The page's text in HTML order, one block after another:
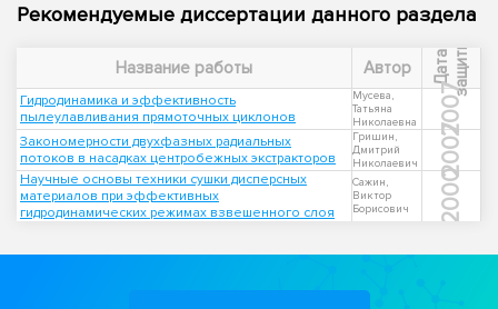
Рекомендуемые диссертации данного раздела
Название работы Автор Д
а
т
а
з
а
щ
и
т ы
Гидродинамика и эффективность
пылеулавливания прямоточных циклонов
Мусева,
Татьяна
Николаевна
2007
Закономерности двухфазных радиальных
потоков в насадках центробежных экстракторов
Гришин,
Дмитрий
Николаевич
2007
Научные основы техники сушки дисперсных
материалов при эффективных
гидродинамических режимах взвешенного слоя
Сажин,
Виктор
Борисович
2000